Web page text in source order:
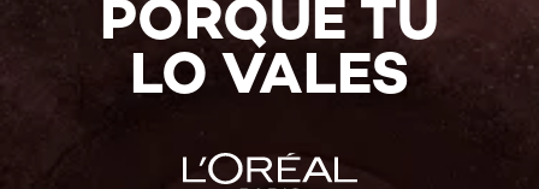
PORQUE TÚ
LO VALES